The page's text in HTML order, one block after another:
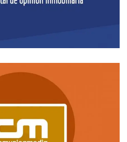
video animado
ANIMADO